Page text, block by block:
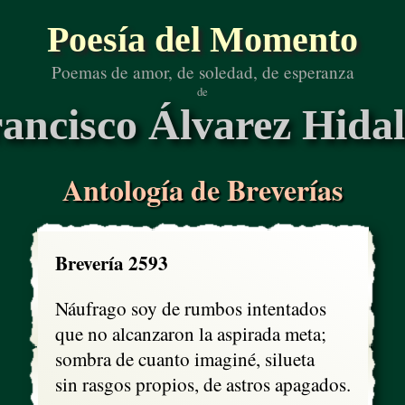
Poesía del Momento
Poemas de amor, de soledad, de esperanza
de
Álvarez
Antología de Breverías
Brevería 2593
Náufrago soy de rumbos intentados
que no alcanzaron la aspirada meta;
sombra de cuanto imaginé, silueta
sin rasgos propios, de astros apagados.